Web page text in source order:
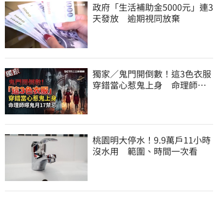
政府「生活補助金5000元」連3
天發放 逾期視同放棄
獨家／鬼門開倒數！這3色衣服
穿錯當心惹鬼上身 命理師曝
桃園明大停水！9.9萬戶11小時
沒水用 範圍、時間一次看